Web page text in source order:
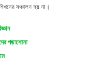
সঞ্চালন হয় না।
পড়াশোনা